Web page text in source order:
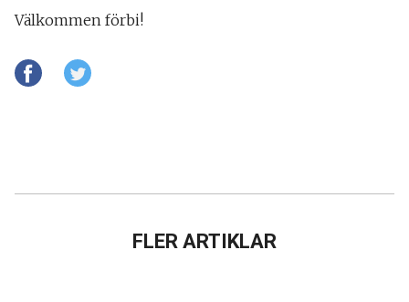
Välkommen förbi!
FLER ARTIKLAR